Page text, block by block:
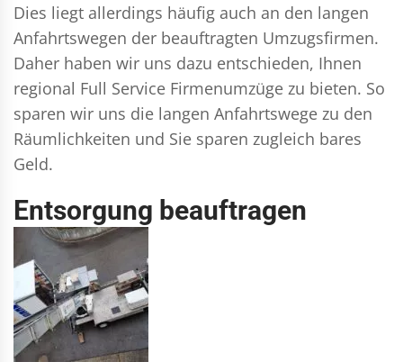
Dies liegt allerdings häufig auch an den langen
Anfahrtswegen der beauftragten Umzugsfirmen.
Daher haben wir uns dazu entschieden, Ihnen
regional Full Service Firmenumzüge zu bieten. So
sparen wir uns die langen Anfahrtswege zu den
Räumlichkeiten und Sie sparen zugleich bares
Geld.
Entsorgung beauftragen